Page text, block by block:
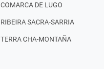
COMARCA DE LUGO
RIBEIRA SACRA-SARRIA
TERRA CHA-MONTAÑA